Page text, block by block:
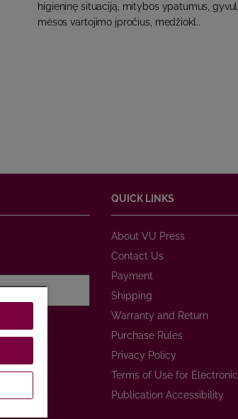
higieninę situaciją, mitybos ypatumus,
mėsos vartojimo įpročius, medžiokl..
QUICK LINKS
About VU Press
Contact Us
Payment
Shipping
Warranty and Return
Purchase Rules
Privacy Policy
Terms of Use for
Publication Accessibility